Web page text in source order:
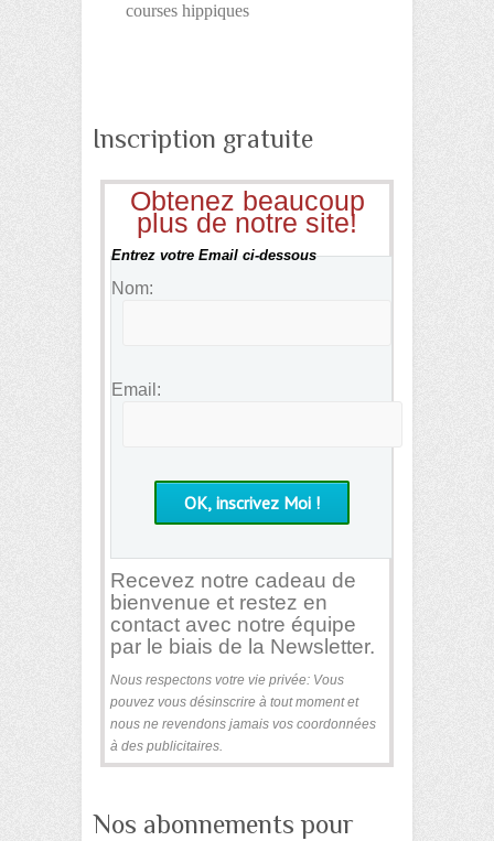
courses hippiques
Inscription gratuite
Obtenez beaucoup
plus de notre site!
Entrez votre Email ci-dessous
Nom:
Email:
Recevez notre cadeau de
bienvenue et restez en
contact avec notre équipe
par le biais de la Newsletter.
Nous respectons votre vie privée: Vous
pouvez vous désinscrire à tout moment et
nous ne revendons jamais vos coordonnées
à des publicitaires.
Nos abonnements pour